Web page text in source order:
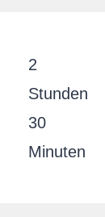
2
Stunden
30
Minuten